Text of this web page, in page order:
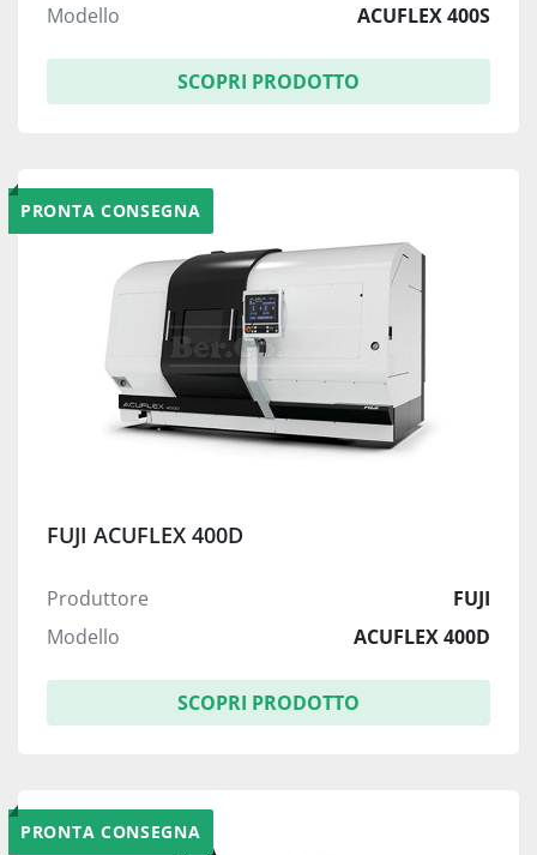
Modello
ACUFLEX 400S
SCOPRI PRODOTTO
PRONTA CONSEGNA
FUJI ACUFLEX 400D
Produttore
FUJI
Modello
ACUFLEX 400D
SCOPRI PRODOTTO
PRONTA CONSEGNA